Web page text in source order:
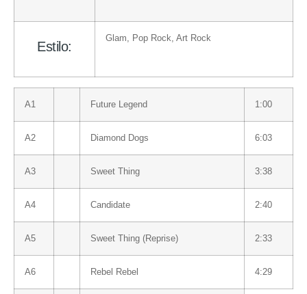
Estilo:
Glam, Pop Rock, Art Rock
A1 Future Legend 1:00
A2 Diamond Dogs 6:03
A3 Sweet Thing 3:38
A4 Candidate 2:40
A5 Sweet Thing (Reprise) 2:33
A6 Rebel Rebel 4:29